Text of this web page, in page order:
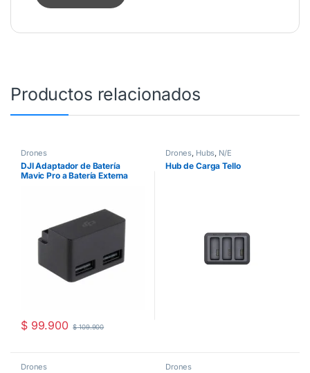
Productos relacionados
Drones
DJI Adaptador de Batería
Mavic Pro a Batería Externa
$99.900 $109.900
Drones, Hubs, N/E
Hub de Carga Tello
Drones Drones